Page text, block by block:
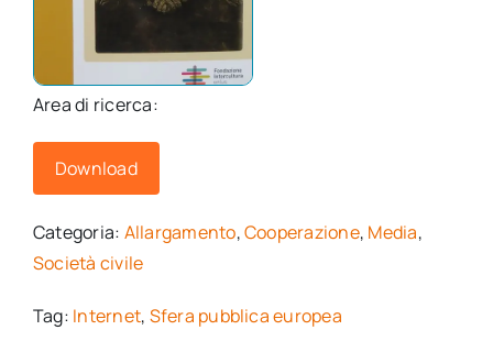
Area di ricerca:
Download
Categoria: Allargamento,Cooperazione, Media,
Società civile
Tag: Internet, Sfera pubblica europea